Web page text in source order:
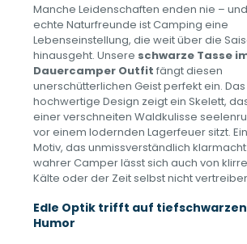
Manche Leidenschaften enden nie –
echte Naturfreunde ist Camping eine
Lebenseinstellung, die weit über die
hinausgeht. Unsere schwarze Tasse
Dauercamper Outfit fängt diesen
unerschütterlichen Geist perfekt ein. Das
hochwertige Design zeigt ein Skelett,
einer verschneiten Waldkulisse
vor einem lodernden Lagerfeuer sitzt. Ein
Motiv, das unmissverständlich
wahrer Camper lässt sich auch von
Kälte oder der Zeit selbst nicht
Edle Optik trifft auf tiefschwarzen
Humor